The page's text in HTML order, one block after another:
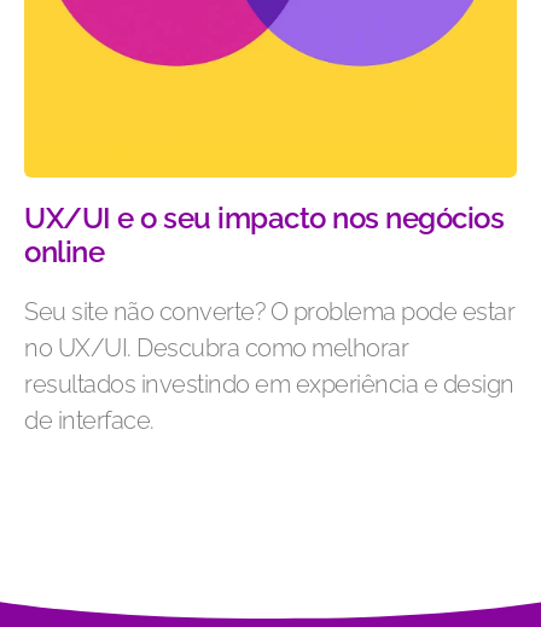
UX/UI e o seu impacto nos negócios
online
Seu site não converte? O problema pode estar
no UX/UI. Descubra como melhorar
resultados investindo em experiência e design
de interface.